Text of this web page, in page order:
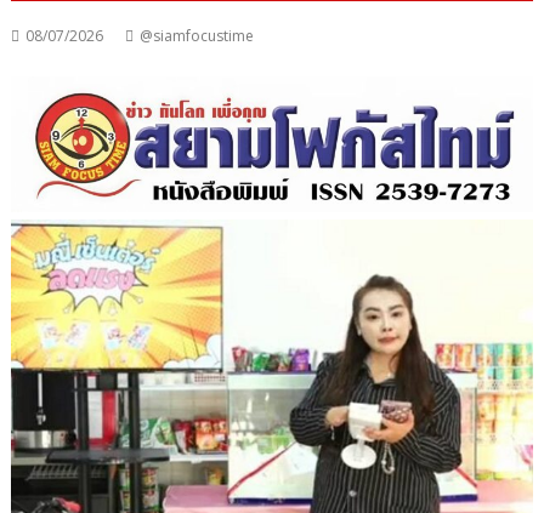
08/07/2026 @siamfocustime